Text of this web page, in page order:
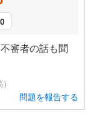
0
審者の話も聞
問題を報告する